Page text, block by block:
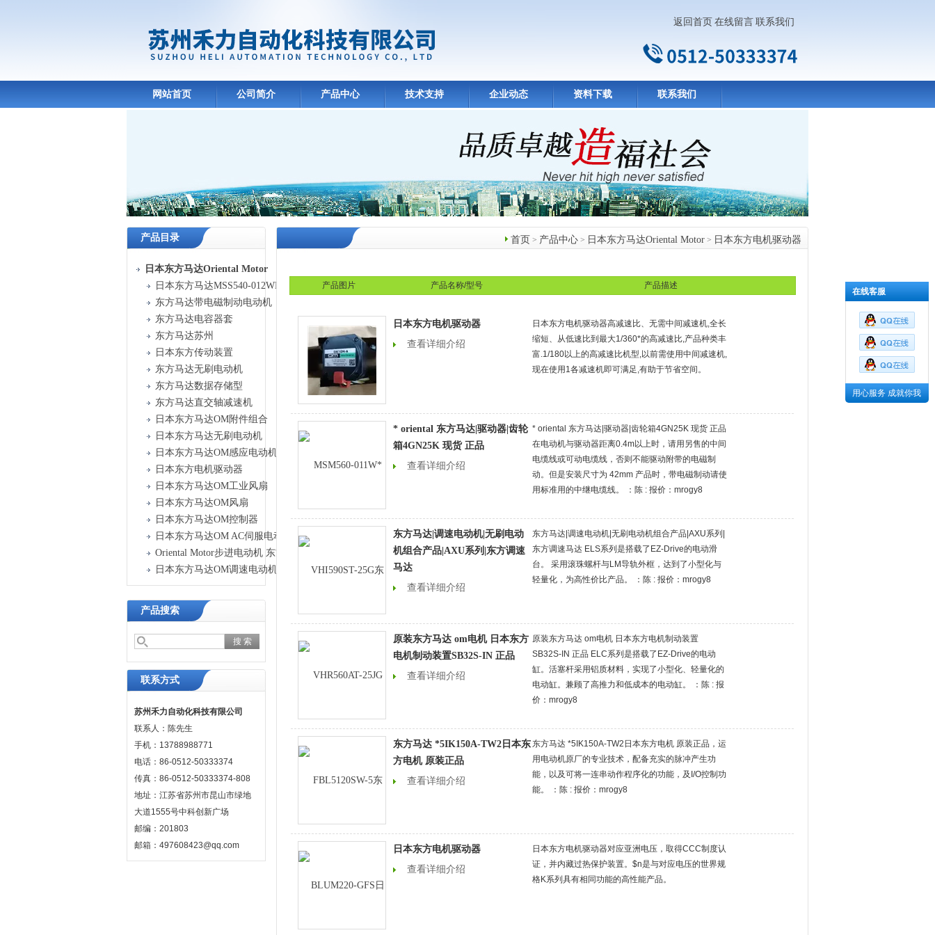
返回首页 在线留言 联系我们
网站首页 公司简介 产品中心 技术支持 企业动态 资料下载 联系我们
产品目录
日本东方马达Oriental Motor
日本东方马达MSS540-012WE-6G
东方马达带电磁制动电动机
东方马达电容器套
东方马达苏州
日本东方传动装置
东方马达无刷电动机
东方马达数据存储型
东方马达直交轴减速机
日本东方马达OM附件组合
日本东方马达无刷电动机
日本东方马达OM感应电动机
日本东方电机驱动器
日本东方马达OM工业风扇
日本东方马达OM风扇
日本东方马达OM控制器
日本东方马达OM AC伺服电动机
Oriental Motor步进电动机 东方马达
日本东方马达OM调速电动机
产品搜索
联系方式
苏州禾力自动化科技有限公司
联系人：陈先生
手机：13788988771
电话：86-0512-50333374
传真：86-0512-50333374-808
地址：江苏省苏州市昆山市绿地
大道1555号中科创新广场
邮编：201803
邮箱：497608423@qq.com
首页 > 产品中心 > 日本东方马达Oriental Motor > 日本东方电机驱动器
产品图片 产品名称/型号 产品描述
日本东方电机驱动器
查看详细介绍
日本东方电机驱动器高减速比、无需中间减速机,全长
缩短、从低速比到最大1/360*的高减速比,产品种类丰
富.1/180以上的高减速比机型,以前需使用中间减速机,
现在使用1各减速机即可满足,有助于节省空间。
* oriental 东方马达|驱动器|齿轮
箱4GN25K 现货 正品
查看详细介绍
* oriental 东方马达|驱动器|齿轮箱4GN25K 现货 正品
在电动机与驱动器距离0.4m以上时，请用另售的中间
电缆线或可动电缆线，否则不能驱动附带的电磁制
动。但是安装尺寸为 42mm 产品时，带电磁制动请使
用标准用的中继电缆线。 ：陈 : 报价：mrogy8
东方马达|调速电动机|无刷电动
机组合产品|AXU系列|东方调速
马达
查看详细介绍
东方马达|调速电动机|无刷电动机组合产品|AXU系列|
东方调速马达 ELS系列是搭载了EZ-Drive的电动滑
台。 采用滚珠螺杆与LM导轨外框，达到了小型化与
轻量化，为高性价比产品。 ：陈 : 报价：mrogy8
原装东方马达 om电机 日本东方
电机制动装置SB32S-IN 正品
查看详细介绍
原装东方马达 om电机 日本东方电机制动装置
SB32S-IN 正品 ELC系列是搭载了EZ-Drive的电动
缸。活塞杆采用铝质材料，实现了小型化、轻量化的
电动缸。兼顾了高推力和低成本的电动缸。 ：陈 : 报
价：mrogy8
东方马达 *5IK150A-TW2日本东
方电机 原装正品
查看详细介绍
东方马达 *5IK150A-TW2日本东方电机 原装正品，运
用电动机原厂的专业技术，配备充实的脉冲产生功
能，以及可将一连串动作程序化的功能，及I/O控制功
能。 ：陈 : 报价：mrogy8
日本东方电机驱动器
查看详细介绍
日本东方电机驱动器对应亚洲电压，取得CCC制度认
证，并内藏过热保护装置。$n是与对应电压的世界规
格K系列具有相同功能的高性能产品。
在线客服
用心服务 成就你我